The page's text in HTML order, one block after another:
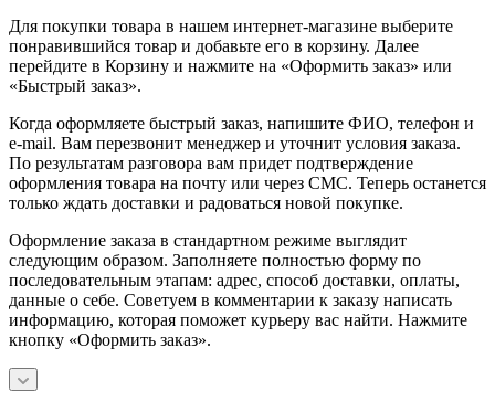
Для покупки товара в нашем интернет-магазине выберите
понравившийся товар и добавьте его в корзину. Далее
перейдите в Корзину и нажмите на «Оформить заказ» или
«Быстрый заказ».
Когда оформляете быстрый заказ, напишите ФИО, телефон и
e-mail. Вам перезвонит менеджер и уточнит условия заказа.
По результатам разговора вам придет подтверждение
оформления товара на почту или через СМС. Теперь останется
только ждать доставки и радоваться новой покупке.
Оформление заказа в стандартном режиме выглядит
следующим образом. Заполняете полностью форму по
последовательным этапам: адрес, способ доставки, оплаты,
данные о себе. Советуем в комментарии к заказу написать
информацию, которая поможет курьеру вас найти. Нажмите
кнопку «Оформить заказ».